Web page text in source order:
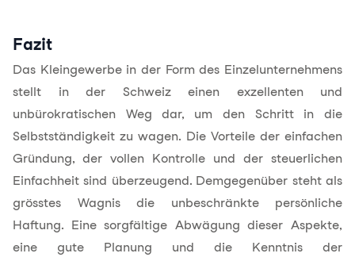
Fazit
Das Kleingewerbe in der Form des Einzelunternehmens
stellt in der Schweiz einen exzellenten und
unbürokratischen Weg dar, um den Schritt in die
Selbstständigkeit zu wagen. Die Vorteile der einfachen
Gründung, der vollen Kontrolle und der steuerlichen
Einfachheit sind überzeugend. Demgegenüber steht als
grösstes Wagnis die unbeschränkte persönliche
Haftung. Eine sorgfältige Abwägung dieser Aspekte,
eine gute Planung und die Kenntnis der